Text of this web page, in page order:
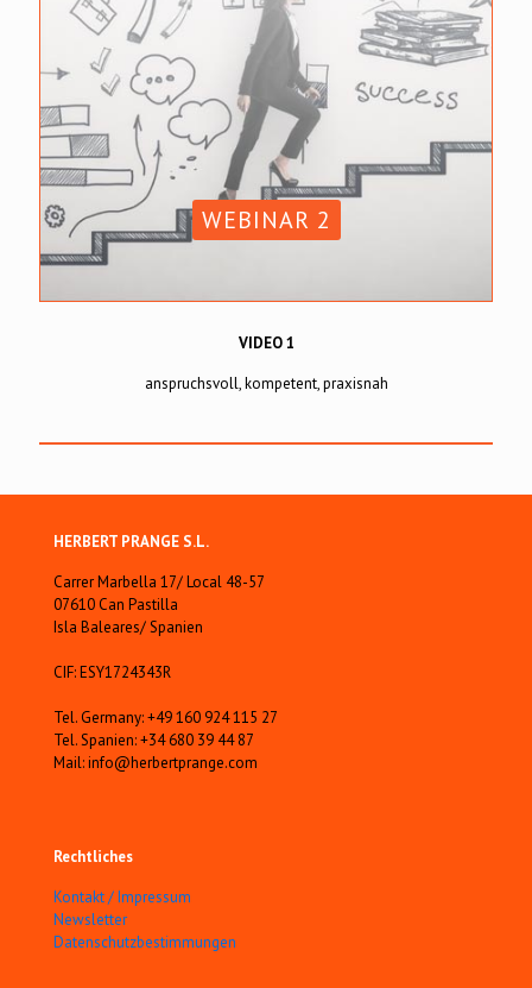
WEBINAR 2
VIDEO 1
anspruchsvoll, kompetent, praxisnah
HERBERT PRANGE S.L.
Carrer Marbella 17/ Local 48-57
07610 Can Pastilla
Isla Baleares/ Spanien
CIF: ESY1724343R
Tel. Germany: +49 160 924 115 27
Tel. Spanien: +34 680 39 44 87
Mail: info@herbertprange.com
Rechtliches
Kontakt / Impressum
Newsletter
Datenschutzbestimmungen